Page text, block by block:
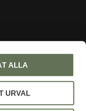
ALLA
URVAL